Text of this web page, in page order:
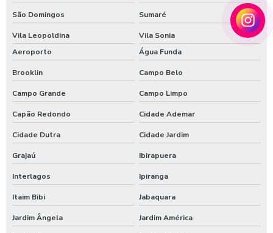
Instalação de portas automáticas residenciais
Manutenção de portas automáticas em sp
Portas automáticas para projetos arquitetônicos
Sistemas de portas automáticas para empresas
Soluções em instalação de portas automáticas
São Domingos Sumaré
Vila Leopoldina
Vila Sonia
Aeroporto
Água Funda
Brooklin Campo Belo
Campo Grande Campo Limpo
Capão Redondo Cidade Ademar
Cidade Dutra Cidade Jardim
Grajaú Ibirapuera
Interlagos Ipiranga
Itaim Bibi Jabaquara
Jardim Ângela Jardim América